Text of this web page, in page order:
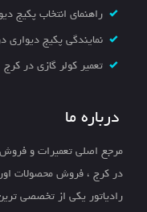
راهنمای انتخاب پکیج
نمایندگی پکیج دیواری
تعمیر کولر گازی در کرج
درباره ما
مرجع اصلی تعمیرات و فروش
در کرج ، فروش محصولات
رادیاتور یکی از تخصصی